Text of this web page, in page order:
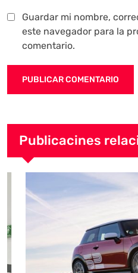
Guardar mi nombre,
este navegador para la
comentario.
Publicacines